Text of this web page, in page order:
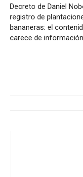
Decreto de Daniel
registro de
bananeras: el
carece de información